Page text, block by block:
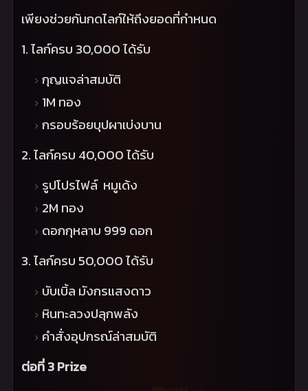
เพียงช่วยกันกดไลก์ให้ถึงยอดที่กำหนด
1. ไลก์ครบ 30,000 ได้รับ
กุญแจล่าสมบัติ
1M ทอง
กรอบร้อยบุปผาเบ่งบาน
2. ไลก์ครบ 40,000 ได้รับ
รูปโปรไฟล์ หมูเด้ง
2M ทอง
ดอกกุหลาบ 999 ดอก
3. ไลก์ครบ 50,000 ได้รับ
บับเบิ้ล มังกรแสงดาว
หินทะลวงปลุกพลัง
คำสั่งอุปกรณ์ล่าสมบัติ
ต่อที่ 3Prize